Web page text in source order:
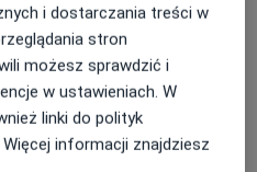
Store to 4.9 i 4.1 na
Store
profesjonalistów
których
samodzielnie
cookies
wyszukiwania
i dostarczania treści w
stron
możesz sprawdzić i
w ustawieniach. W
linki do polityk
informacji znajdziesz